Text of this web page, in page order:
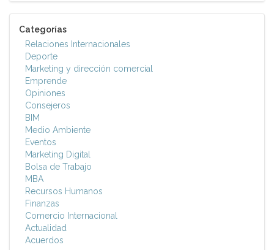
Categorías
Relaciones Internacionales
Deporte
Marketing y dirección comercial
Emprende
Opiniones
Consejeros
BIM
Medio Ambiente
Eventos
Marketing Digital
Bolsa de Trabajo
MBA
Recursos Humanos
Finanzas
Comercio Internacional
Actualidad
Acuerdos